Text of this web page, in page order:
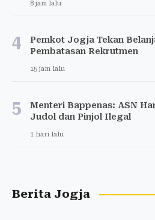
8 jam lalu
4
Pemkot Jogja Tekan
Pembatasan Rekrutmen
15 jam lalu
5
Menteri Bappenas: ASN
Judol dan Pinjol Ilegal
1 hari lalu
Berita Jogja